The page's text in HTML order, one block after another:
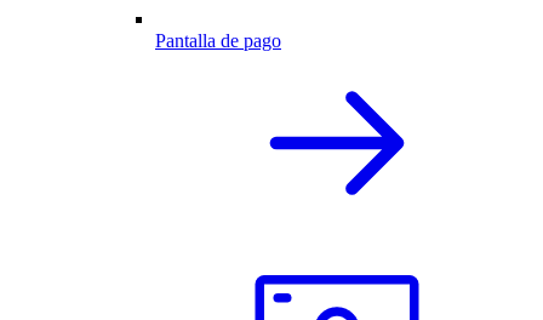
Pantalla de pago